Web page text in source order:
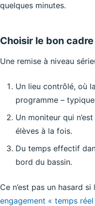
quelques minutes.
Choisir le bon
Une remise à niveau
Un lieu contrôlé, où
programme –
Un moniteur qui
élèves à la fois.
Du temps effectif
bord du bassin.
Ce n’est pas un hasard si
engagement « temps réel